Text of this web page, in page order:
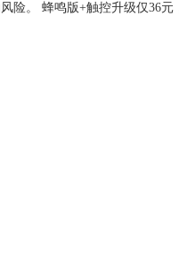
险。 蜂鸣版+触控升级仅36元